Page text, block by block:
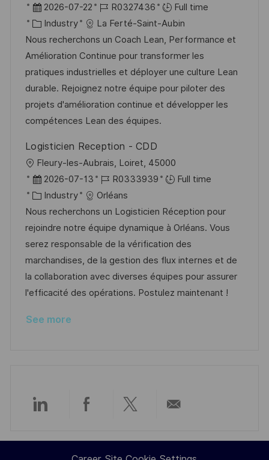
o
c
a
t
i
o
n
P
o
s
t
e
d
D
a
e
2026-07-22
J
o
b
I
d
R0327436
Full time
C
a
t
e
g
o
r
Industry
La Ferté-Saint-Aubin
Nous recherchons un Coach Lean, Performance et
Amélioration Continue pour transformer les
pratiques industrielles et déployer une culture Lean
durable. Rejoignez notre équipe pour piloter des
projets d'amélioration continue et développer les
compétences Lean des équipes.
Logisticien Reception - CDD
L
o
c
a
t
i
o
n
Fleury-les-Aubrais, Loiret, 45000
P
o
s
t
e
d
D
a
e
2026-07-13
J
o
b
I
d
R0333939
Full time
C
a
t
e
g
o
r
Industry
Orléans
Nous recherchons un Logisticien Réception pour
rejoindre notre équipe dynamique à Orléans. Vous
serez responsable de la vérification des
marchandises, de la gestion des flux internes et de
la collaboration avec diverses équipes pour assurer
l'efficacité des opérations. Postulez maintenant !
See more
Share
via
Share
via
Share
via
via